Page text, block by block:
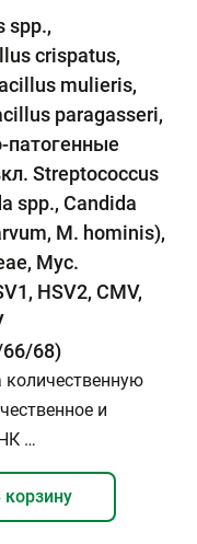
crispatus,
mulieris,
paragasseri,
патогенные
Streptococcus
spp., Candida
M. hominis),
Myc.
HSV2, CMV,
68)
количественную
и
…
корзину